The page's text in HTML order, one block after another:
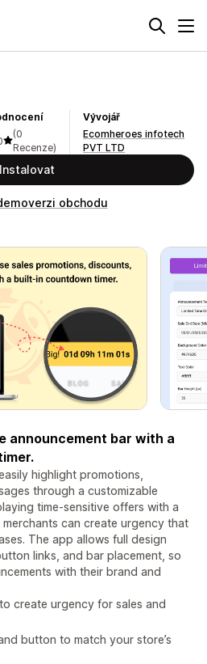
(0
Recenze)
Vývojář
Ecomheroes infotech
PVT LTD
Instalovat
obchodu
announcement bar with a
highlight promotions,
through a customizable
time-sensitive offers with a
can create urgency that
The app allows full design
links, and bar placement, so
with their brand and
create urgency for sales and
button to match your store’s